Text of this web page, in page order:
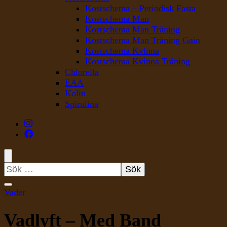
Kostschema – Periodisk Fasta
Kostschema Man
Kostschema Man Träning
Kostschema Man Träning Gain
Kostschema Kvinna
Kostschema Kvinna Träning
Chlorella
EAA
Kolin
Spirulina
Sök
efter:
Vader
Vadlyft – Med Band